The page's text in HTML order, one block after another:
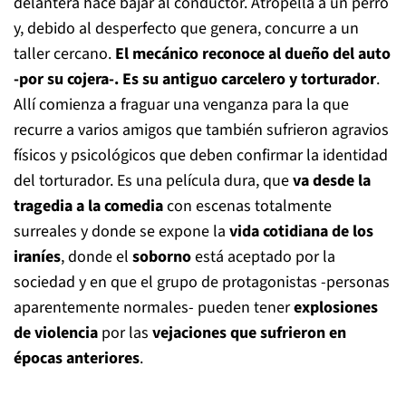
y, debido al desperfecto que genera, concurre a un
taller cercano. El mecánico reconoce al dueño del auto
-por su cojera-. Es su antiguo carcelero y torturador.
Allí comienza a fraguar una venganza para la que
recurre a varios amigos que también sufrieron agravios
físicos y psicológicos que deben confirmar la identidad
del torturador. Es una película dura, queva desde la
tragedia a la comediacon escenas totalmente
surreales y donde se expone la vida cotidiana de los
iraníes, donde el sobornoestá aceptado por la
sociedad y en que el grupo de protagonistas -personas
aparentemente normales- pueden tenerexplosiones
de violencia por las vejaciones que sufrieron en
épocas anteriores.